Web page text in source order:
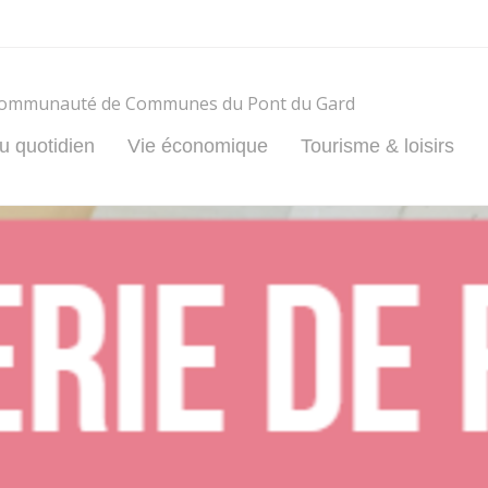
de Communes du Pont du Gard
quotidien Vie économique Tourisme & loisirs